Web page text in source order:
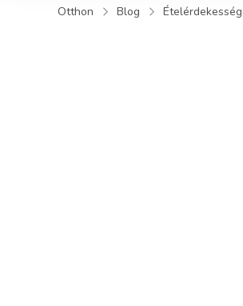
Otthon Blog